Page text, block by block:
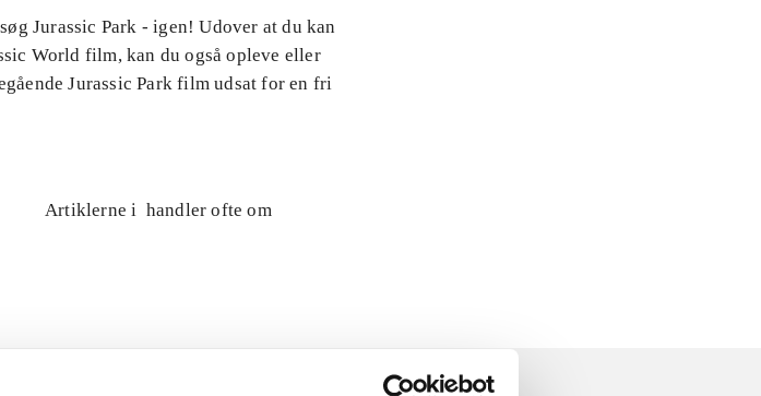
Jurassic Park - igen! Udover at du kan
World film, kan du også opleve eller
Jurassic Park film udsat for en fri
Artiklerne i handler ofte om